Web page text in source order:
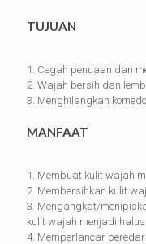
TUJUAN
1. Cegah penuaan dan
2. Wajah bersih dan
3. Menghilangkan komedo
MANFAAT
1. Membuat kulit wajah
2. Membersihkan kulit
3. Mengangkat/
kulit wajah menjadi halus
4. Memperlancar